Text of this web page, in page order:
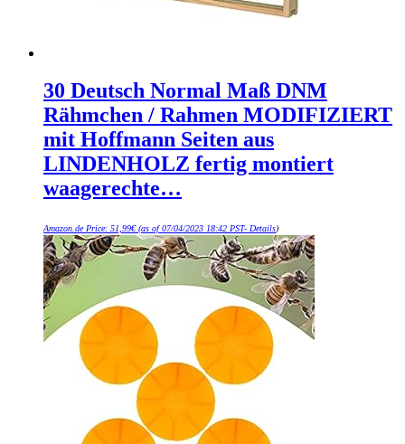
30 Deutsch Normal Maß DNM
Rähmchen / Rahmen MODIFIZIERT
mit Hoffmann Seiten aus
LINDENHOLZ fertig montiert
waagerechte…
Amazon.de Price: 51,99€(as of 07/04/2023 18:42 PST- Details)